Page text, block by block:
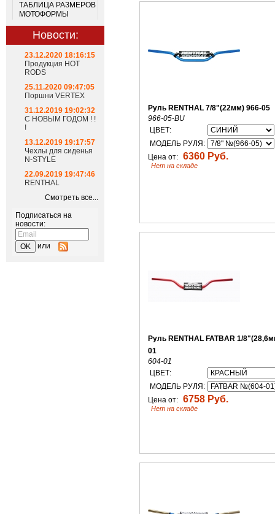
ТАБЛИЦА РАЗМЕРОВ
МОТОФОРМЫ
Новости:
23.12.2020 18:16:15
Продукция HOT
RODS
25.11.2020 09:47:05
Поршни VERTEX
31.12.2019 19:02:32
С НОВЫМ ГОДОМ ! !
!
13.12.2019 19:17:57
Чехлы для сиденья
N-STYLE
22.09.2019 19:47:46
RENTHAL
Смотреть все...
Подписаться на
новости:
или
Руль RENTHAL 7/8"(22мм) 966-05
966-05-BU
ЦВЕТ:
МОДЕЛЬ РУЛЯ:
Цена от: 6360 Руб.
Нет на складе
Руль RENTHAL FATBAR 1/
01
604-01
ЦВЕТ:
МОДЕЛЬ РУЛЯ:
Цена от: 6758 Руб.
Нет на складе